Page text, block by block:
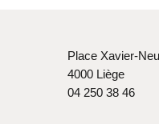
Place Xavier-
4000 Liège
04 250 38 46